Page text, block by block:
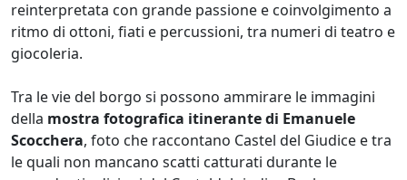
reinterpretata con grande passione e coinvolgimento a
ritmo di ottoni, fiati e percussioni, tra numeri di teatro e
giocoleria.
Tra le vie del borgo si possono ammirare le immagini
della mostra fotografica itinerante di Emanuele
Scocchera, foto che raccontano Castel del Giudice e tra
le quali non mancano scatti catturati durante le